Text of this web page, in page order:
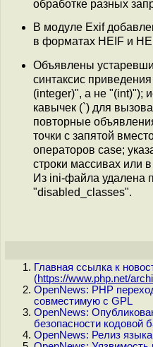
обработке разных
В модуле Exif
в форматах HEIF и
Объявлены
синтаксис
(integer)", а не "(int)");
кавычек (`) для
повторные
точки с запятой
операторов case;
строки массивах или
Из ini-файла удалена
"disabled_classes".
Главная ссылка к
(https://www.php.net/
OpenNews: PHP
совместимую с GPL
OpenNews:
безопасности кодовой
OpenNews: Релиз